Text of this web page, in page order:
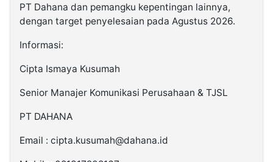
PT Dahana dan pemangku kepentingan lainnya,
dengan target penyelesaian pada Agustus 2026.
Informasi:
Cipta Ismaya Kusumah
Senior Manajer Komunikasi Perusahaan & TJSL
PT DAHANA
Email : cipta.kusumah@dahana.id